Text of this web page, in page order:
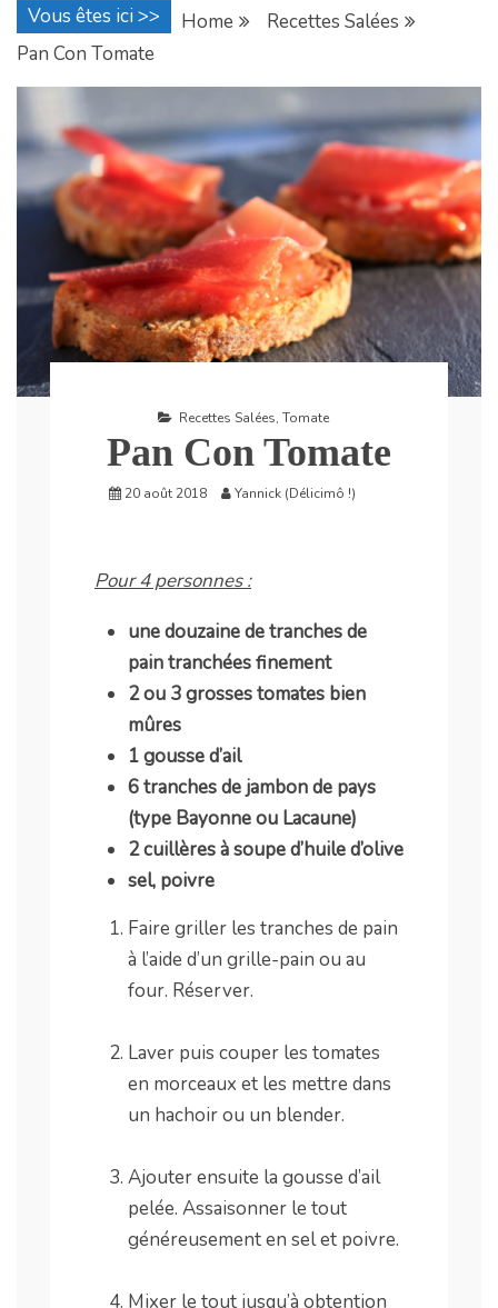
Vous êtes ici >> Home
Recettes Salées
Pan Con Tomate
Recettes Salées, Tomate
Pan Con Tomate
20 août 2018 Yannick (Délicimô !)
Pour 4 personnes :
une douzaine de tranches de
pain tranchées finement
2 ou 3 grosses tomates bien
mûres
1 gousse d’ail
6 tranches de jambon de pays
(type Bayonne ou Lacaune)
2 cuillères à soupe d’huile d’olive
sel, poivre
Faire griller les tranches de pain
à l’aide d’un grille-pain ou au
four. Réserver.
Laver puis couper les tomates
en morceaux et les mettre dans
un hachoir ou un blender.
Ajouter ensuite la gousse d’ail
pelée. Assaisonner le tout
généreusement en sel et poivre.
Mixer le tout jusqu’à obtention